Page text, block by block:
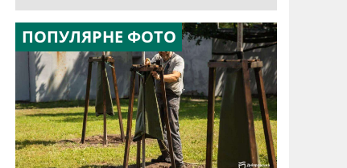
ПОПУЛЯРНЕ ФОТО